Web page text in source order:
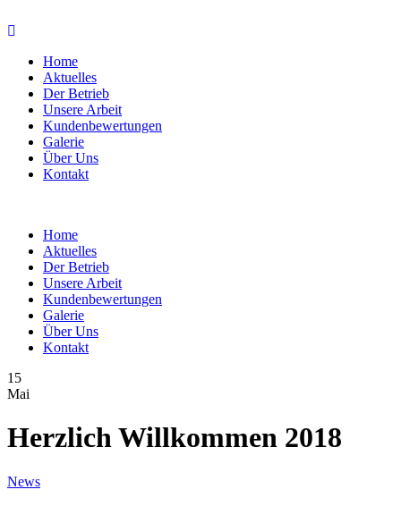
Home
Aktuelles
Der Betrieb
Unsere Arbeit
Kundenbewertungen
Galerie
Über Uns
Kontakt
Home
Aktuelles
Der Betrieb
Unsere Arbeit
Kundenbewertungen
Galerie
Über Uns
Kontakt
15
Mai
Herzlich Willkommen 2018
News